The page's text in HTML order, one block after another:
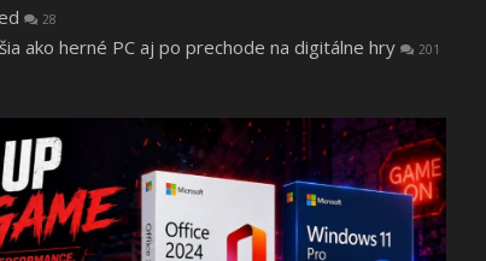
28
ako herné PC aj po prechode na digitálne hry 201